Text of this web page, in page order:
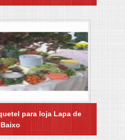
para loja Lapa de
Baixo